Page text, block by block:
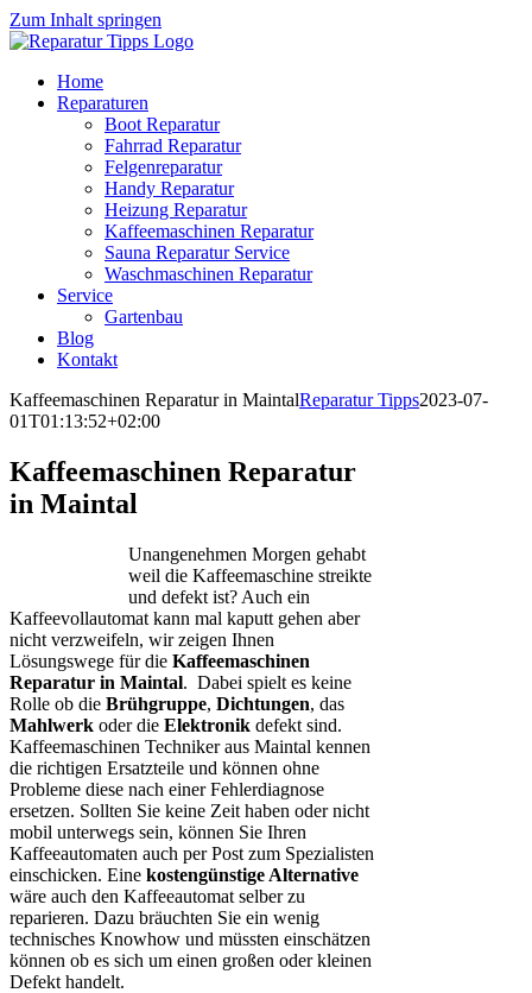
Zum Inhalt springen
Home
Reparaturen
Boot Reparatur
Fahrrad Reparatur
Felgenreparatur
Handy Reparatur
Heizung Reparatur
Kaffeemaschinen Reparatur
Sauna Reparatur Service
Waschmaschinen Reparatur
Service
Gartenbau
Blog
Kontakt
Kaffeemaschinen Reparatur in MaintalReparatur Tipps2023-07-
01T01:13:52+02:00
Kaffeemaschinen Reparatur
in Maintal
Unangenehmen Morgen gehabt
weil die Kaffeemaschine streikte
und defekt ist? Auch ein
Kaffeevollautomat kann mal kaputt gehen aber
nicht verzweifeln, wir zeigen Ihnen
Lösungswege für die Kaffeemaschinen
Reparatur in Maintal. Dabei spielt es keine
Rolle ob die Brühgruppe, Dichtungen, das
Mahlwerk oder die Elektronik defekt sind.
Kaffeemaschinen Techniker aus Maintal kennen
die richtigen Ersatzteile und können ohne
Probleme diese nach einer Fehlerdiagnose
ersetzen. Sollten Sie keine Zeit haben oder nicht
mobil unterwegs sein, können Sie Ihren
Kaffeeautomaten auch per Post zum Spezialisten
einschicken. Eine kostengünstige Alternative
wäre auch den Kaffeeautomat selber zu
reparieren. Dazu bräuchten Sie ein wenig
technisches Knowhow und müssten einschätzen
können ob es sich um einen großen oder kleinen
Defekt handelt.